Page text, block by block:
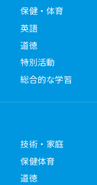
保健・体育
英語
道徳
特別活動
総合的な学習
技術・家庭
保健体育
道徳